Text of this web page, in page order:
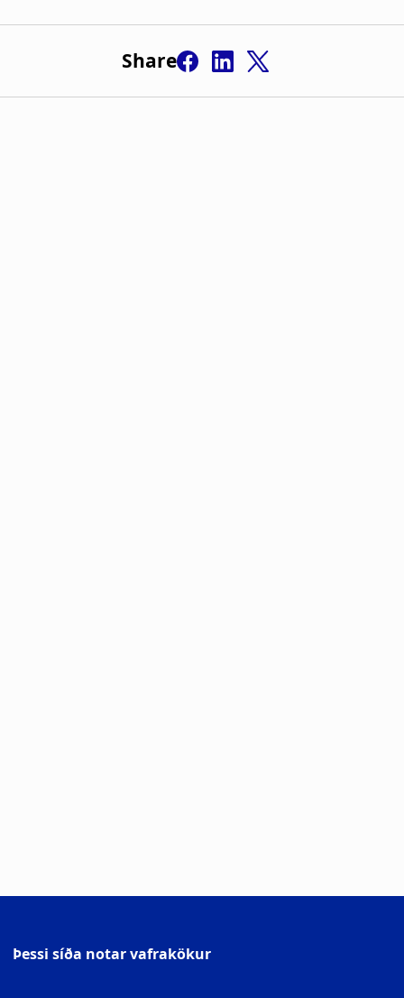
Share
Þessi síða notar vafrakökur